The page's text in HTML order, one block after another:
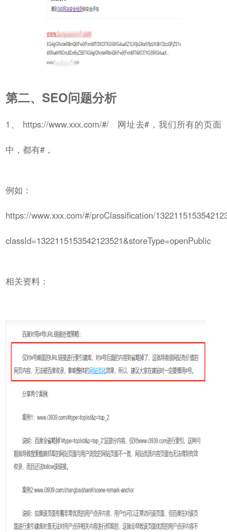
第二、SEO问题分析
1、 https://www.xxx.com/#/ 网址去#，我们所有的页面
中，都有#，
例如：
https://www.xxx.com/#/proClassification/
classId=1322115153542123521&storeType=openPublic
相关资料：